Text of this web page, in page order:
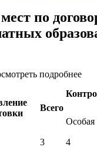
по
подробнее
Всего
Особая
3 4